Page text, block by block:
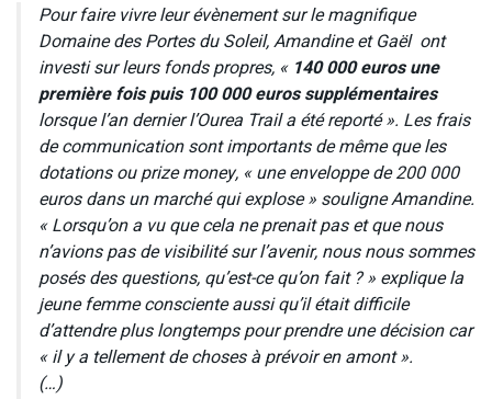
Pour faire vivre leur évènement sur le magnifique
Domaine des Portes du Soleil, Amandine et Gaël ont
investi sur leurs fonds propres, « 140 000 euros une
première fois puis 100 000 euros supplémentaires
lorsque l’an dernier l’Ourea Trail a été reporté ». Les frais
de communication sont importants de même que les
dotations ou prize money, « une enveloppe de 200 000
euros dans un marché qui explose » souligne Amandine.
« Lorsqu’on a vu que cela ne prenait pas et que nous
n’avions pas de visibilité sur l’avenir, nous nous sommes
posés des questions, qu’est-ce qu’on fait ? » explique la
jeune femme consciente aussi qu’il était difficile
d’attendre plus longtemps pour prendre une décision car
« il y a tellement de choses à prévoir en amont ».
(…)